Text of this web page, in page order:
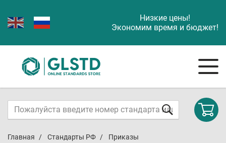
Низкие цены!
Экономим время и бюджет!
Главная Стандарты РФ
Приказы